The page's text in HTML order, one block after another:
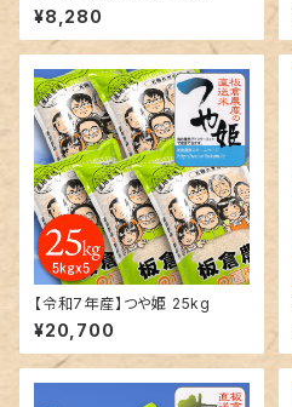
¥8,280
【令和7年産】つや姫 25kg
¥20,700